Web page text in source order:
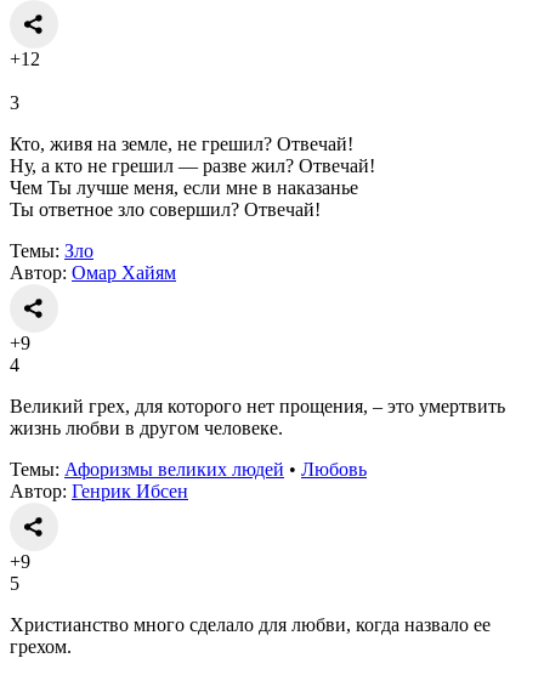
+12
3
Кто, живя на земле, не грешил? Отвечай!
Ну, а кто не грешил — разве жил? Отвечай!
Чем Ты лучше меня, если мне в наказанье
Ты ответное зло совершил? Отвечай!
Темы: Зло
Автор: Омар Хайям
+9
4
Великий грех, для которого нет прощения, – это умертвить
жизнь любви в другом человеке.
Темы: Афоризмы великих людей • Любовь
Автор: Генрик Ибсен
+9
5
Христианство много сделало для любви, когда назвало ее
грехом.